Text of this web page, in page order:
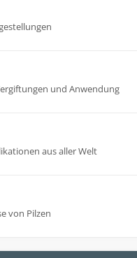
und Anwendung
aus aller Welt
von Pilzen